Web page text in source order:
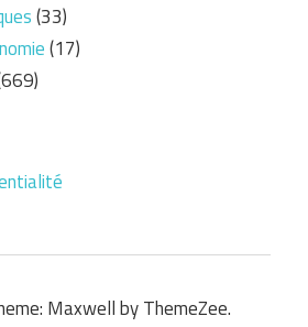
(33)
(17)
Maxwell by ThemeZee.